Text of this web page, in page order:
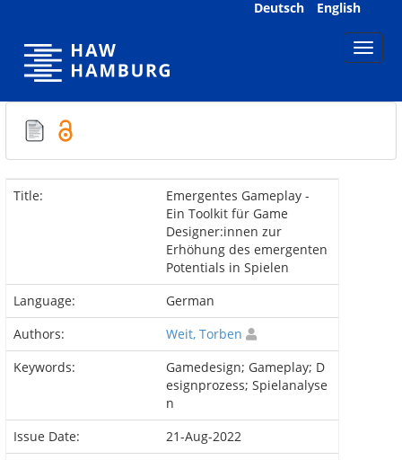
Deutsch English
Title:
Emergentes Gameplay -
Ein Toolkit für Game
Designer:innen zur
Erhöhung des emergenten
Potentials in Spielen
Language:
German
Authors:
Weit, Torben
Keywords:
Gamedesign; Gameplay; D
esignprozess; Spielanalyse
n
Issue Date:
21-Aug-2022